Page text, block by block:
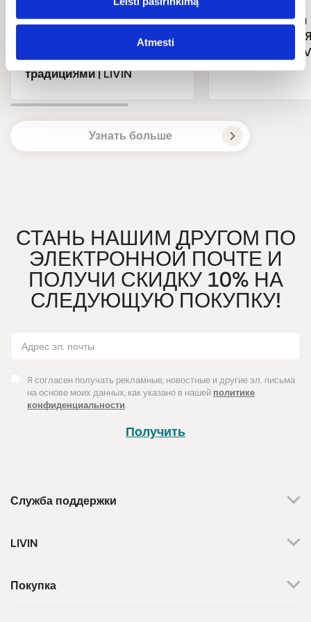
Atmesti
Antipodes - косметика,
новозеландскими
традициями | LIVIN
Натуральная и
инновационная
косметика
Узнать больше
СТАНЬ НАШИМ ДРУГОМ ПО
ЭЛЕКТРОННОЙ ПОЧТЕ И
ПОЛУЧИ СКИДКУ 10% НА
СЛЕДУЮЩУЮ ПОКУПКУ!
Я согласен получать рекламные, новостные и другие эл. письма
на основе моих данных, как указано в нашей политике
конфиденциальности.
Получить
Служба поддержки
Написать запрос
Мы работаем по будням.
LIVIN
Контакты
Покупка